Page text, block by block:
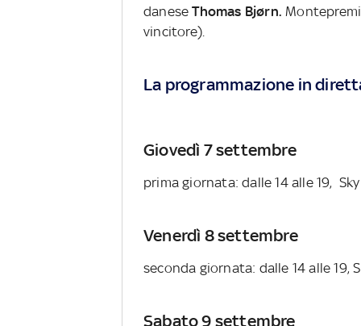
danese Thomas Bjørn.
vincitore).
La programmazione in
Giovedì 7 settembre
prima giornata: dalle 14 alle 19,
Venerdì 8 settembre
seconda giornata: dalle 14 alle 19,
Sabato 9 settembre